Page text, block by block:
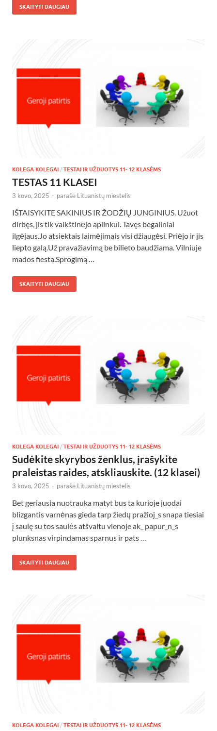
SKAITYTI DAUGIAU
KOLEGA KOLEGAI / TESTAI IR UŽDUOTYS 11- 12 KLASĖMS
TESTAS 11 KLASEI
3 kovo, 2025 - parašė Lituanistų miestelis
IŠTAISYKITE SAKINIUS IR ŽODŽIŲ JUNGINIUS. Užuot
dirbęs, jis tik vaikštinėjo aplinkui. Tavęs begaliniai
ilgėjaus.Jo atsiektais laimėjimais visi džiaugėsi. Priėjo ir jis
liepto galą.Už pravažiavimą be bilieto baudžiama. Vilniuje
mados fiesta.Sprogimą …
SKAITYTI DAUGIAU
KOLEGA KOLEGAI / TESTAI IR UŽDUOTYS 11- 12 KLASĖMS
Sudėkite skyrybos ženklus, įrašykite
praleistas raides, atskliauskite. (12 klasei)
3 kovo, 2025 - parašė Lituanistų miestelis
Bet geriausia nuotrauka matyt bus ta kurioje juodai
blizgantis varnėnas gieda tarp žiedų pražioj_s snapa tiesiai
į saulę su tos saulės atšvaitu vienoje ak_ papur_n_s
plunksnas virpindamas sparnus ir pats …
SKAITYTI DAUGIAU
KOLEGA KOLEGAI / TESTAI IR UŽDUOTYS 11- 12 KLASĖMS